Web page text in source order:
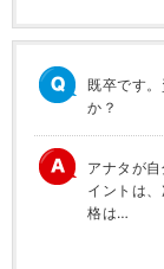
既卒です
か？
アナタが
イントは
格は…